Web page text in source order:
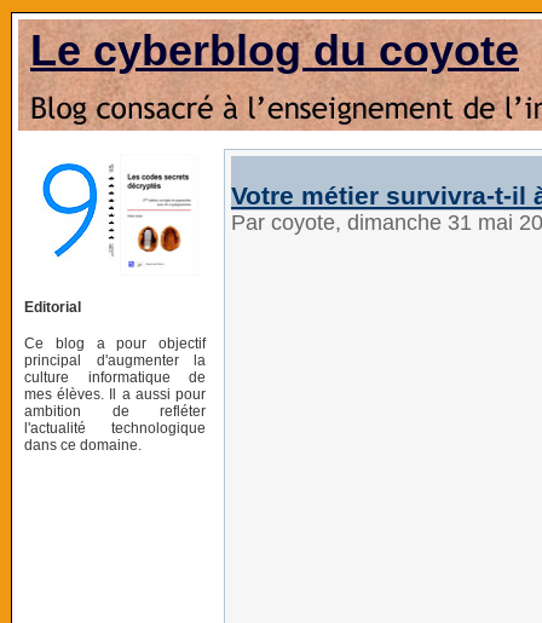
Le cyberblog du coyote
Editorial
Ce blog a pour objectif
principal d'augmenter la
culture informatique de
mes élèves. Il a aussi pour
ambition de refléter
l'actualité technologique
dans ce domaine.
Votre métier survivra-t-il
Par coyote, dimanche 31 mai